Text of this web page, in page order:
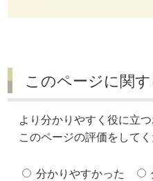
このページに関
より分かりやすく役に立
このページの評価をしてく
分かりやすかった